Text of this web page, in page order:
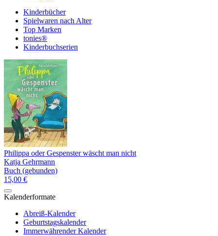
Kinderbücher
Spielwaren nach Alter
Top Marken
tonies®
Kinderbuchserien
Philippa oder Gespenster wäscht man nicht
Katja Gehrmann
Buch (gebunden)
15,00 €
Kalenderformate
Abreiß-Kalender
Geburtstagskalender
Immerwährender Kalender